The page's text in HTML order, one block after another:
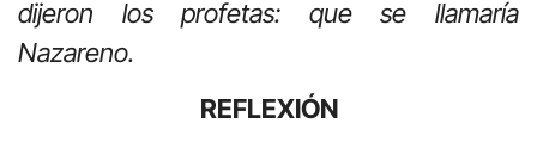
dijeron los profetas: que se llamaría
Nazareno.
REFLEXIÓN